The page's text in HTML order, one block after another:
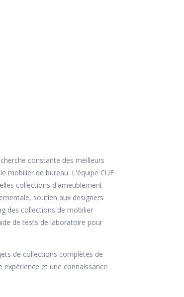
constante des meilleurs
mobilier de bureau. L'équipe CUF
collections d'ameublement
soutien aux designers
des collections de mobilier
de tests de laboratoire pour
de collections complètes de
et une connaissance